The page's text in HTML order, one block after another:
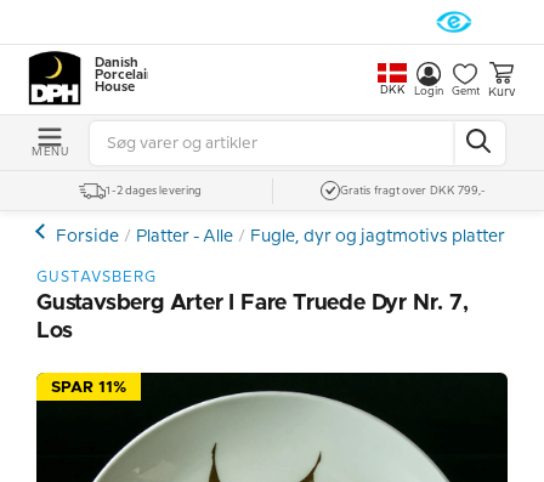
Danish
Porcelain
House
DKK Login Gemt Kurv
MENU
1-2 dages levering Gratis fragt over DKK 799,-
Forside Platter - Alle Fugle, dyr og jagtmotivs platter
GUSTAVSBERG
Gustavsberg Arter I Fare Truede Dyr Nr. 7,
Los
SPAR 11%